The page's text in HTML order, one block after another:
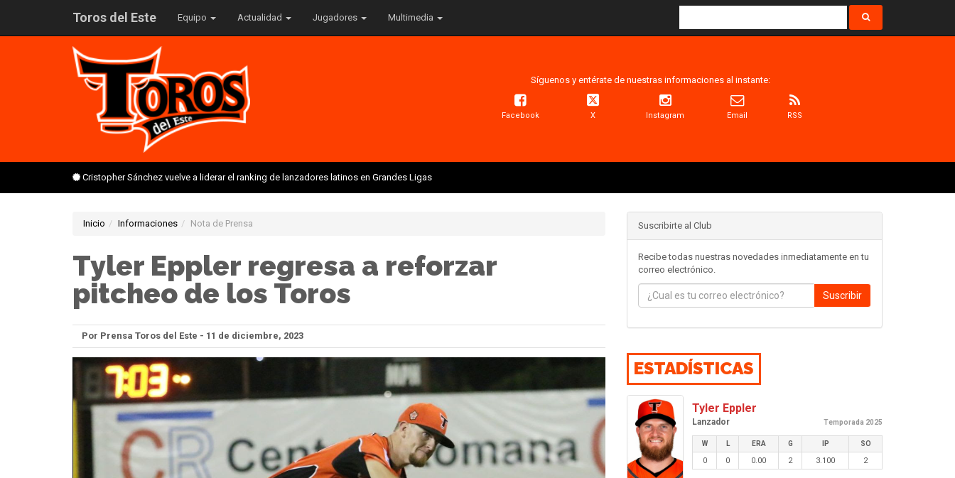
Toros del Este Equipo Actualidad Jugadores Multimedia
Síguenos y entérate de nuestras informaciones al instante:
Facebook X Instagram Email RSS
Cristopher Sánchez vuelve a liderar el ranking de lanzadores latinos en Grandes Ligas
Inicio Informaciones Nota de Prensa
Tyler Eppler regresa a reforzar
pitcheo de los Toros
Por Prensa Toros del Este - 11 de diciembre, 2023
Suscribirte al Club
Recibe todas nuestras novedades inmediatamente en tu
correo electrónico.
Suscribir
ESTADÍSTICAS
Tyler Eppler
Lanzador Temporada 2025
W L ERA G IP SO
0 0 0.00 2 3.100 2